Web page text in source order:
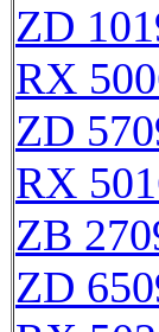
ZD
RX
ZD
RX
ZB
ZD